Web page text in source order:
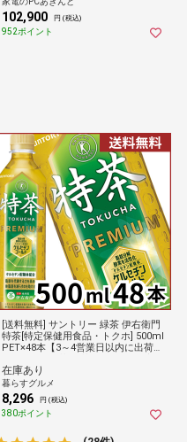
102,900 円 (税込)
952ポイント
[送料無料] サントリー 緑茶 伊右衛門
特茶[特定保健用食品・トクホ] 500ml
PET×48本【3～4営業日以内に出荷】
在庫あり
暮らすグルメ
8,296 円 (税込)
380ポイント